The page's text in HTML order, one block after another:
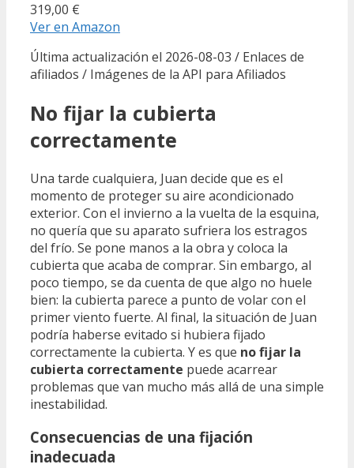
319,00 €
Ver en Amazon
Última actualización el 2026-08-03 / Enlaces de
afiliados / Imágenes de la API para Afiliados
No fijar la cubierta
correctamente
Una tarde cualquiera, Juan decide que es el
momento de proteger su aire acondicionado
exterior. Con el invierno a la vuelta de la esquina,
no quería que su aparato sufriera los estragos
del frío. Se pone manos a la obra y coloca la
cubierta que acaba de comprar. Sin embargo, al
poco tiempo, se da cuenta de que algo no huele
bien: la cubierta parece a punto de volar con el
primer viento fuerte. Al final, la situación de Juan
podría haberse evitado si hubiera fijado
correctamente la cubierta. Y es que no fijar la
cubierta correctamente puede acarrear
problemas que van mucho más allá de una simple
inestabilidad.
Consecuencias de una fijación
inadecuada